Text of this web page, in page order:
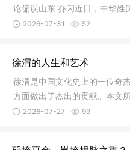
论偏误山东 乔闪近日，中华姓
生在网络发出《与徐绍贵宗亲
于郯城徐氏祖源
2026-07-31 52
徐渭的人生和艺术
徐渭是中国文化史上的一位奇
方面做出了杰出的贡献。本文
2026-07-27 99